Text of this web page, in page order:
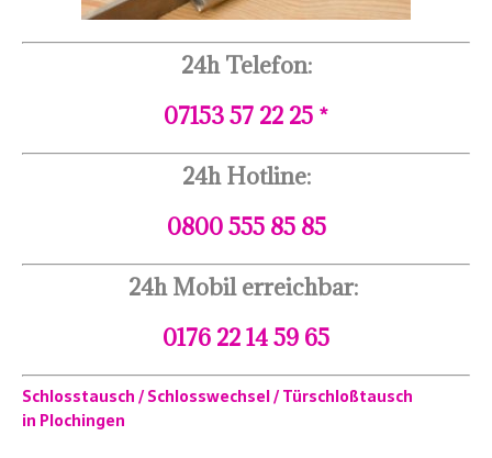
24h Telefon:
07153 57 22 25 *
24h Hotline:
0800 555 85 85
24h Mobil erreichbar:
0176 22 14 59 65
Schlosstausch / Schlosswechsel / Türschloßtausch
in Plochingen